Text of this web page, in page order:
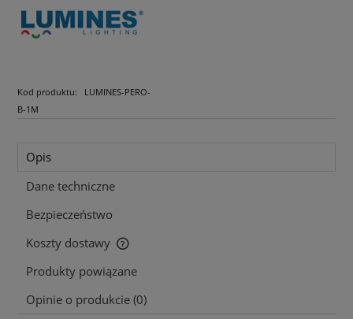
Kod produktu:
LUMINES-PERO-
B-1M
Opis
Dane techniczne
Bezpieczeństwo
Koszty dostawy
Cena nie zawiera ewentualnych kosztów płatności
Produkty powiązane
Opinie o produkcie (0)